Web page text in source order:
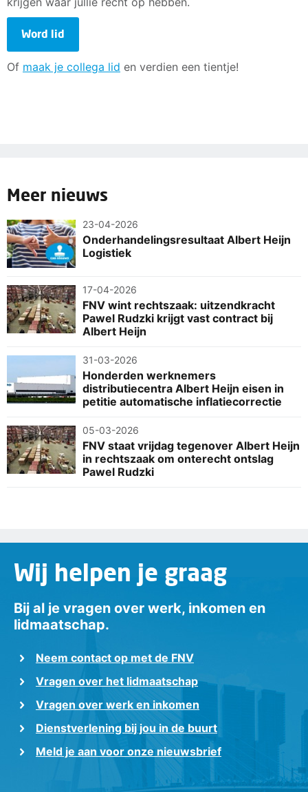
Word lid
Of maak je collega lid en verdien een tientje!
Meer nieuws
23-04-2026
Onderhandelingsresultaat Albert Heijn
Logistiek
17-04-2026
FNV wint rechtszaak: uitzendkracht
Pawel Rudzki krijgt vast contract bij
Albert Heijn
31-03-2026
Honderden werknemers
distributiecentra Albert Heijn eisen in
petitie automatische inflatiecorrectie
05-03-2026
FNV staat vrijdag tegenover Albert Heijn
in rechtszaak om onterecht ontslag
Pawel Rudzki
Wij helpen je graag
Bij al je vragen over werk, inkomen en
lidmaatschap.
Neem contact op met de FNV
Vragen over het lidmaatschap
Vragen over werk en inkomen
Dienstverlening bij jou in de buurt
Meld je aan voor onze nieuwsbrief